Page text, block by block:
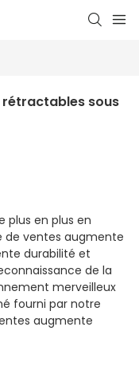
rétractables sous
plus en plus en
de ventes augmente
durabilité et
de la
merveilleux
fourni par notre
augmente